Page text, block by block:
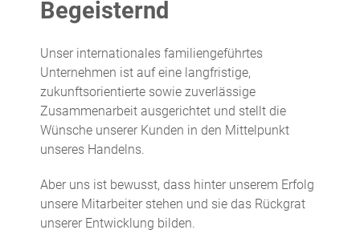
Begeisternd
Unser internationales familiengeführtes
Unternehmen ist auf eine langfristige,
zukunftsorientierte sowie zuverlässige
Zusammenarbeit ausgerichtet und stellt die
Wünsche unserer Kunden in den Mittelpunkt
unseres Handelns.
Aber uns ist bewusst, dass hinter unserem Erfolg
unsere Mitarbeiter stehen und sie das Rückgrat
unserer Entwicklung bilden.